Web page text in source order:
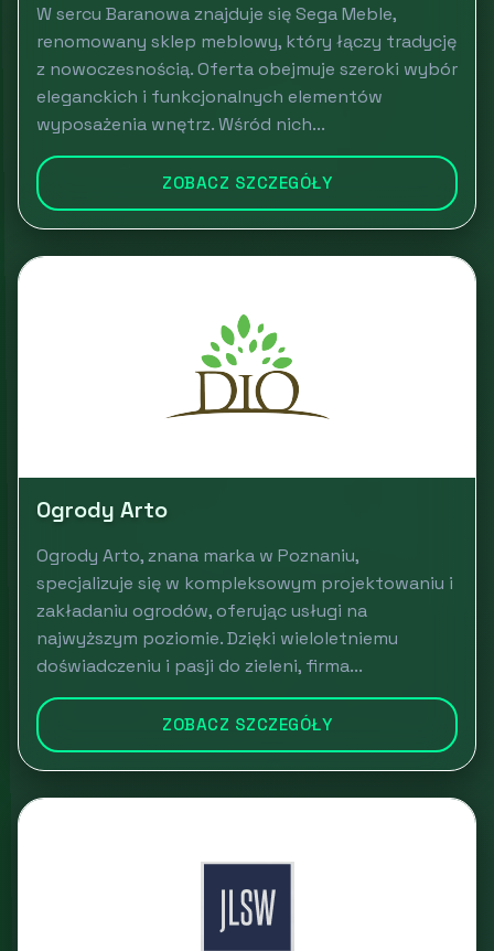
W sercu Baranowa znajduje się Sega Meble,
renomowany sklep meblowy, który łączy tradycję
z nowoczesnością. Oferta obejmuje szeroki wybór
eleganckich i funkcjonalnych elementów
wyposażenia wnętrz. Wśród nich...
ZOBACZ SZCZEGÓŁY
Ogrody Arto
Ogrody Arto, znana marka w Poznaniu,
specjalizuje się w kompleksowym projektowaniu i
zakładaniu ogrodów, oferując usługi na
najwyższym poziomie. Dzięki wieloletniemu
doświadczeniu i pasji do zieleni, firma...
ZOBACZ SZCZEGÓŁY